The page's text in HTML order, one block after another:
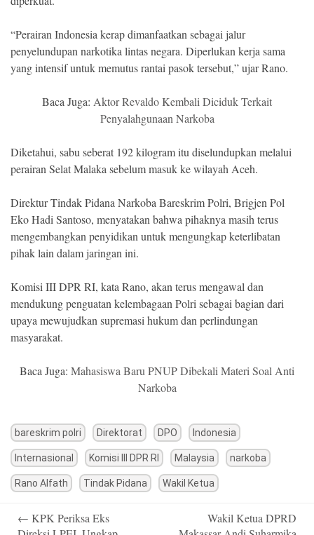
“Perairan Indonesia kerap dimanfaatkan sebagai jalur
penyelundupan narkotika lintas negara. Diperlukan kerja sama
yang intensif untuk memutus rantai pasok tersebut,” ujar Rano.
Baca Juga: Aktor Revaldo Kembali Diciduk Terkait
Penyalahgunaan Narkoba
Diketahui, sabu seberat 192 kilogram itu diselundupkan melalui
perairan Selat Malaka sebelum masuk ke wilayah Aceh.
Direktur Tindak Pidana Narkoba Bareskrim Polri, Brigjen Pol
Eko Hadi Santoso, menyatakan bahwa pihaknya masih terus
mengembangkan penyidikan untuk mengungkap keterlibatan
pihak lain dalam jaringan ini.
Komisi III DPR RI, kata Rano, akan terus mengawal dan
mendukung penguatan kelembagaan Polri sebagai bagian dari
upaya mewujudkan supremasi hukum dan perlindungan
masyarakat.
Baca Juga: Mahasiswa Baru PNUP Dibekali Materi Soal Anti
Narkoba
bareskrim polri Direktorat DPO Indonesia
Internasional Komisi III DPR RI Malaysia narkoba
Rano Alfath Tindak Pidana Wakil Ketua
navigation
← KPK Periksa Eks
Wakil Ketua DPRD